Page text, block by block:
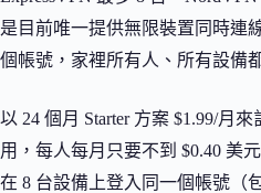
是目前唯一提供無限裝置同時連
個帳號，家裡所有人、所有設備
以 24 個月 Starter 方案 $1.99/月
用，每人每月只要不到 $0.40 美
在 8 台設備上登入同一個帳號（